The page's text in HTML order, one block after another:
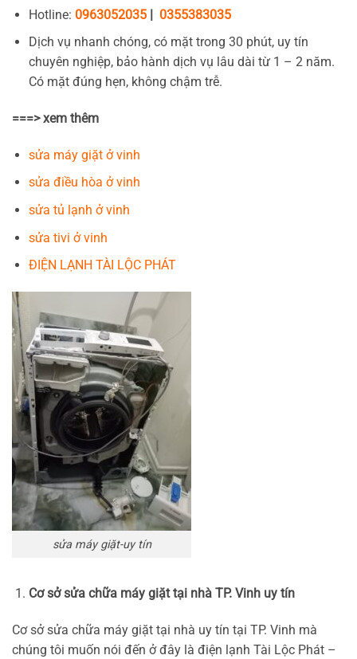
Hotline: 0963052035| 0355383035
Dịch vụ nhanh chóng, có mặt trong 30 phút, uy tín
chuyên nghiệp, bảo hành dịch vụ lâu dài từ 1 – 2 năm.
Có mặt đúng hẹn, không chậm trễ.
===> xem thêm
sửa máy giặt ở vinh
sửa điều hòa ở vinh
sửa tủ lạnh ở vinh
sửa tivi ở vinh
ĐIỆN LẠNH TÀI LỘC PHÁT
sửa máy giặt-uy tín
Cơ sở sửa chữa máy giặt tại nhà TP. Vinh uy tín
Cơ sở sửa chữa máy giặt tại nhà uy tín tại TP. Vinh mà
chúng tôi muốn nói đến ở đây là điện lạnh Tài Lộc Phát –